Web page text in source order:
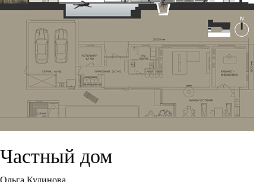
Частный дом
Ольга Кудинова